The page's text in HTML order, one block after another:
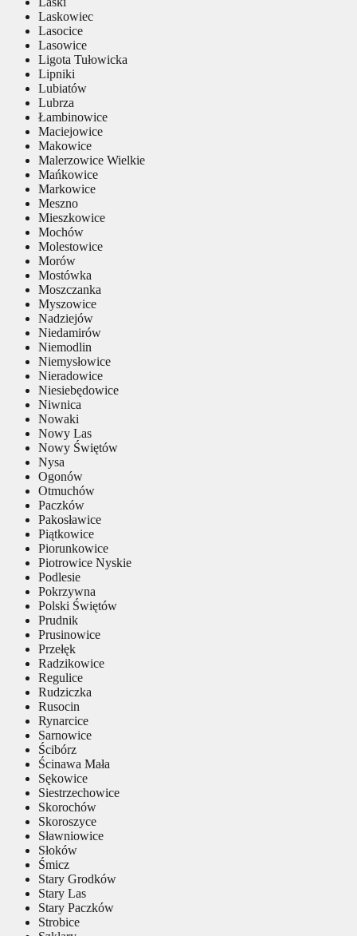
Laskowiec
Lasocice
Lasowice
Ligota Tułowicka
Lipniki
Lubiatów
Lubrza
Łambinowice
Maciejowice
Makowice
Malerzowice Wielkie
Mańkowice
Markowice
Meszno
Mieszkowice
Mochów
Molestowice
Morów
Mostówka
Moszczanka
Myszowice
Nadziejów
Niedamirów
Niemodlin
Niemysłowice
Nieradowice
Niesiebędowice
Niwnica
Nowaki
Nowy Las
Nowy Świętów
Nysa
Ogonów
Otmuchów
Paczków
Pakosławice
Piątkowice
Piorunkowice
Piotrowice Nyskie
Podlesie
Pokrzywna
Polski Świętów
Prudnik
Prusinowice
Przełęk
Radzikowice
Regulice
Rudziczka
Rusocin
Rynarcice
Sarnowice
Ścibórz
Ścinawa Mała
Sękowice
Siestrzechowice
Skorochów
Skoroszyce
Sławniowice
Słoków
Śmicz
Stary Grodków
Stary Las
Stary Paczków
Strobice